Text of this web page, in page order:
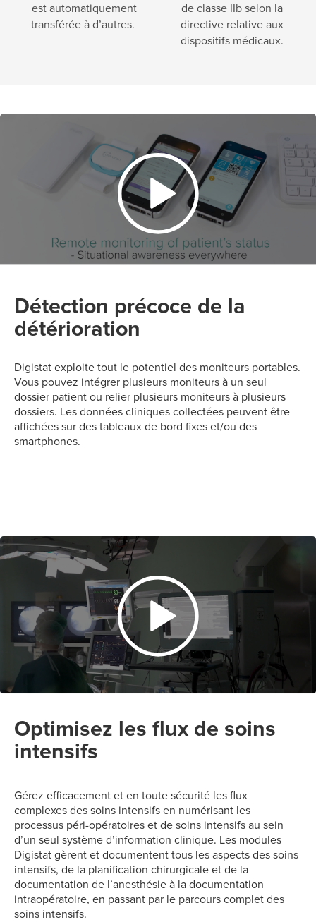
est automatiquement
transférée à d’autres.
de classe IIb selon la
directive relative aux
dispositifs médicaux.
Détection précoce de la
détérioration
Digistat exploite tout le potentiel des moniteurs portables.
Vous pouvez intégrer plusieurs moniteurs à un seul
dossier patient ou relier plusieurs moniteurs à plusieurs
dossiers. Les données cliniques collectées peuvent être
affichées sur des tableaux de bord fixes et/ou des
smartphones.
Optimisez les flux de soins
intensifs
Gérez efficacement et en toute sécurité les flux
complexes des soins intensifs en numérisant les
processus péri-opératoires et de soins intensifs au sein
d’un seul système d’information clinique. Les modules
Digistat gèrent et documentent tous les aspects des soins
intensifs, de la planification chirurgicale et de la
documentation de l’anesthésie à la documentation
intraopératoire, en passant par le parcours complet des
soins intensifs.